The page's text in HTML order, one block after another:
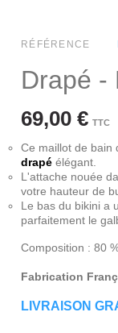
RÉFÉRENCE
Drapé -
69,00 € TTC
Ce maillot de bain
drapé élégant.
L'attache nouée
votre hauteur de
Le bas du bikini a
parfaitement le
Composition : 80
Fabrication
LIVRAISON